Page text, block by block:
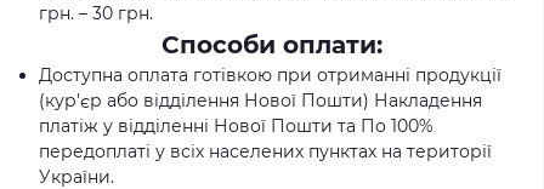
грн. – 30 грн.
Способи оплати:
Доступна оплата готівкою при отриманні продукції
(кур'єр або відділення Нової Пошти) Накладення
платіж у відділенні Нової Пошти та По 100%
передоплаті у всіх населених пунктах на території
України.